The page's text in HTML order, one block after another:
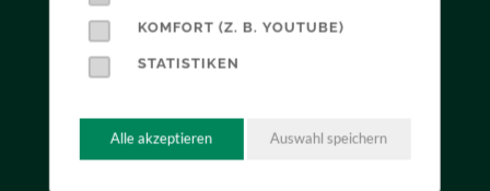
VERKAUF
Durch unsere Herstellerunabhängigkeit können wir
Sie neutral beraten und mit Ihnen zusammen das für
KOMFORT (Z. B. YOUTUBE)
STATISTIKEN
Alle akzeptieren Auswahl speichern